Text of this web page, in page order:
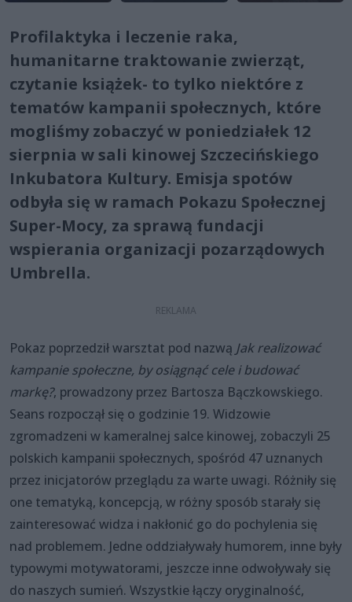
Profilaktyka i leczenie raka,
humanitarne traktowanie zwierząt,
czytanie książek- to tylko niektóre z
tematów kampanii społecznych, które
mogliśmy zobaczyć w poniedziałek 12
sierpnia w sali kinowej Szczecińskiego
Inkubatora Kultury. Emisja spotów
odbyła się w ramach Pokazu Społecznej
Super-Mocy, za sprawą fundacji
wspierania organizacji pozarządowych
Umbrella.
Pokaz poprzedził warsztat pod nazwą Jak realizować
kampanie społeczne, by osiągnąć cele i budować
markę?, prowadzony przez Bartosza Bączkowskiego.
Seans rozpoczął się o godzinie 19. Widzowie
zgromadzeni w kameralnej salce kinowej, zobaczyli 25
polskich kampanii społecznych, spośród 47 uznanych
przez inicjatorów przeglądu za warte uwagi. Różniły się
one tematyką, koncepcją, w różny sposób starały się
zainteresować widza i nakłonić go do pochylenia się
nad problemem. Jedne oddziaływały humorem, inne były
typowymi motywatorami, jeszcze inne odwoływały się
do naszych sumień. Wszystkie łączy oryginalność,